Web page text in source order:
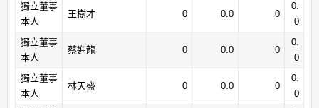
獨立董事
本人
王樹才 0 0.0 0
0.
0
獨立董事
本人
蔡進龍 0 0.0 0
0.
0
獨立董事
本人
林天盛 0 0.0 0
0.
0